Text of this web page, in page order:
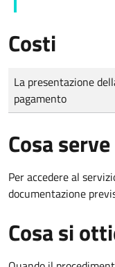
Costi
Tipo di pagamento
Importo
La presentazione
pagamento
Cosa serve
Per accedere al
documentazione
Cosa si